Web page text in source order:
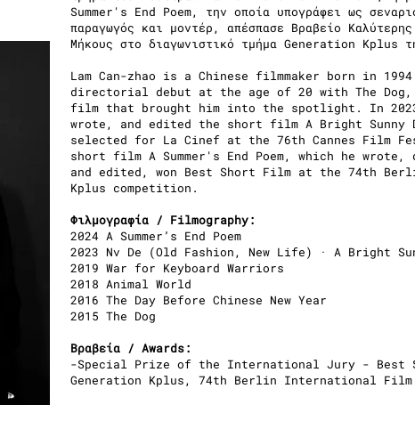
Summer's End Poem, την οποία υπογράφει ως
παραγωγός και μοντέρ, απέσπασε Βραβείο
Μήκους στο διαγωνιστικό τμήμα Generation Kplus
Lam Can-zhao is a Chinese filmmaker born in
directorial debut at the age of 20 with The Dog,
film that brought him into the spotlight. In
wrote, and edited the short film A Bright Sunny
selected for La Cinef at the 76th Cannes Film
short film A Summer's End Poem, which he
and edited, won Best Short Film at the 74th
Kplus competition.
Φιλμογραφία / Filmography:
2024 A Summer’s End Poem
2023 Nv De (Old Fashion, New Life) · A Bright
2019 War for Keyboard Warriors
2018 Animal World
2016 The Day Before Chinese New Year
2015 The Dog
Βραβεία / Awards:
-Special Prize of the International Jury - Best
Generation Kplus, 74th Berlin International Film